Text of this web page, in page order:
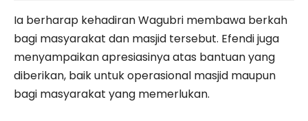
Ia berharap kehadiran Wagubri membawa berkah
bagi masyarakat dan masjid tersebut. Efendi juga
menyampaikan apresiasinya atas bantuan yang
diberikan, baik untuk operasional masjid maupun
bagi masyarakat yang memerlukan.